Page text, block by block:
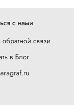
с нами
связи
в Блог